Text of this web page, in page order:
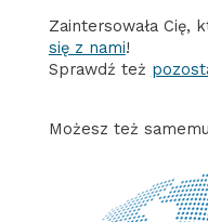
Zaintersowała Cię,
się z nami!
Sprawdź też
Możesz też